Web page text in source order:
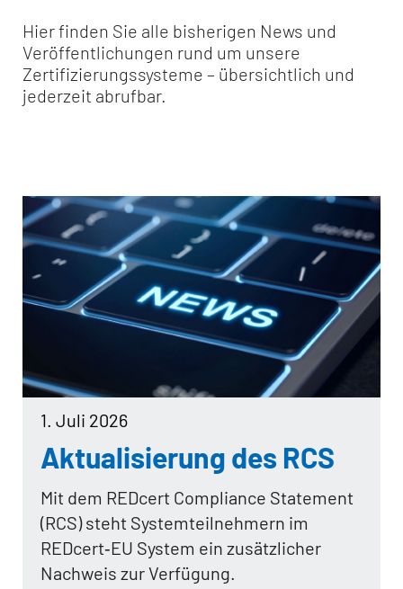
Hier finden Sie alle bisherigen News und
Veröffentlichungen rund um unsere
Zertifizierungssysteme – übersichtlich und
jederzeit abrufbar.
1. Juli 2026
Aktualisierung des RCS
Mit dem REDcert Compliance Statement
(RCS) steht Systemteilnehmern im
REDcert‑EU System ein zusätzlicher
Nachweis zur Verfügung.